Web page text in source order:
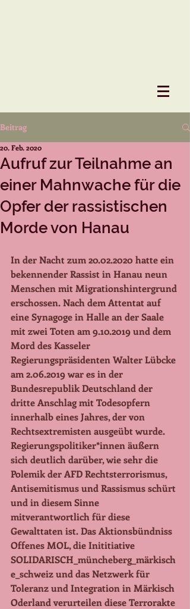
Beitrag
Aufruf zur Teilnahme an
einer Mahnwache für die
Opfer der rassistischen
Morde von Hanau
20. Feb. 2020
In der Nacht zum 20.02.2020 hatte ein
bekennender Rassist in Hanau neun
Menschen mit Migrationshintergrund
erschossen. Nach dem Attentat auf
eine Synagoge in Halle an der Saale
mit zwei Toten am 9.10.2019 und dem
Mord des Kasseler
Regierungspräsidenten Walter Lübcke
am 2.06.2019 war es in der
Bundesrepublik Deutschland der
dritte Anschlag mit Todesopfern
innerhalb eines Jahres, der von
Rechtsextremisten ausgeübt wurde.
Regierungspolitiker*innen äußern
sich deutlich darüber, wie sehr die
Polemik der AFD Rechtsterrorismus,
Antisemitismus und Rassismus schürt
und in diesem Sinne
mitverantwortlich für diese
Gewalttaten ist. Das Aktionsbündniss
Offenes MOL, die Inititiative
SOLIDARISCH_müncheberg_märkisch
e_schweiz und das Netzwerk für
Toleranz und Integration in Märkisch
Oderland verurteilen diese Terrorakte